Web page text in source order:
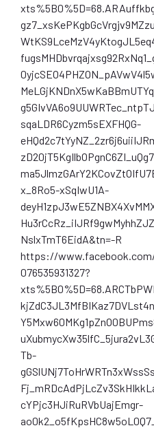
sqaLDR6Cyzm5sEXFHQG-
x_8Ro5-xSqIwU1A-
NslxTmT6EidA&tn=-R
https://
076535931327?
Tb-
cYPjc3HJiRuRVbUajEmgr-